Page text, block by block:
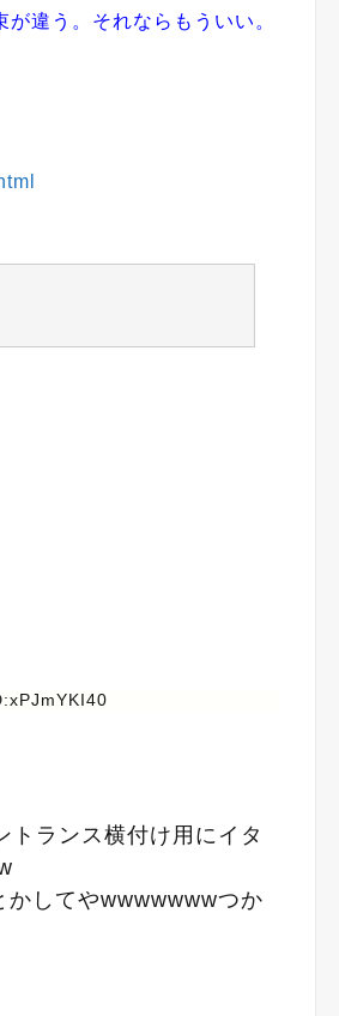
違う。それならもういい。
トランス横付け用にイタ
かしてやwwwwwwwつか